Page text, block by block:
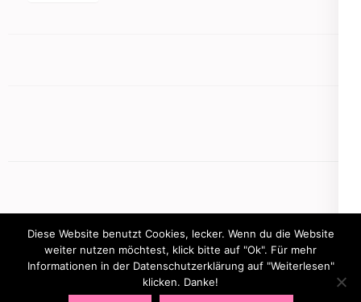
mamasbusiness.de
Diese Website benutzt Cookies, lecker. Wenn du die Website
weiter nutzen möchtest, klick bitte auf "Ok". Für mehr
Informationen in der Datenschutzerklärung auf "Weiterlesen"
klicken. Danke!